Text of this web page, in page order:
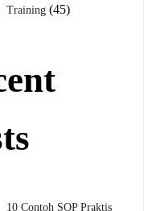
Training (45)
10 Contoh SOP Praktis